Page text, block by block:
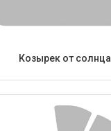
Козырек от солнца